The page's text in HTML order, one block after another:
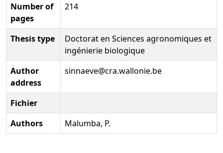
Number of
pages
214
Thesis type
Doctorat en Sciences agronomiques et
ingénierie biologique
Author
address
sinnaeve@cra.wallonie.be
Fichier
Authors
Malumba, P.